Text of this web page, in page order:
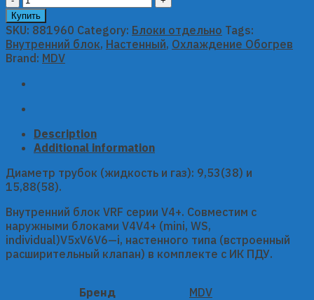
внутренний
блок
MDV
серии
MDI-
M
Купить
SKU: 881960 Category: Блоки отдельно Tags:
Внутренний блок, Настенный, Охлаждение Обогрев
Brand: MDV
Description
Additional information
Диаметр трубок (жидкость и газ): 9,53(38) и
15,88(58).
Внутренний блок VRF серии V4+. Совместим с
наружными блоками V4V4+ (mini, WS,
individual)V5xV6V6—i, настенного типа (встроенный
расширительный клапан) в комплекте с ИК ПДУ.
Бренд MDV